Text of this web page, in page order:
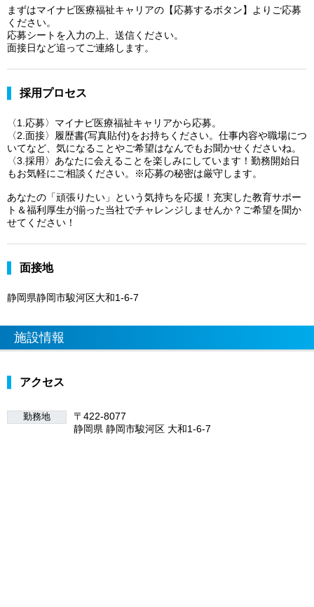
まずはマイナビ医療福祉キャリアの【応募するボタン】よりご応募
ください。
応募シートを入力の上、送信ください。
面接日など追ってご連絡します。
採用プロセス
〈1.応募〉マイナビ医療福祉キャリアから応募。
〈2.面接〉履歴書(写真貼付)をお持ちください。仕事内容や職場につ
いてなど、気になることやご希望はなんでもお聞かせくださいね。
〈3.採用〉あなたに会えることを楽しみにしています！勤務開始日
もお気軽にご相談ください。※応募の秘密は厳守します。
あなたの「頑張りたい」という気持ちを応援！充実した教育サポー
ト＆福利厚生が揃った当社でチャレンジしませんか？ご希望を聞か
せてください！
面接地
静岡県静岡市駿河区大和1-6-7
施設情報
アクセス
勤務地
〒422-8077
静岡県 静岡市駿河区 大和1-6-7